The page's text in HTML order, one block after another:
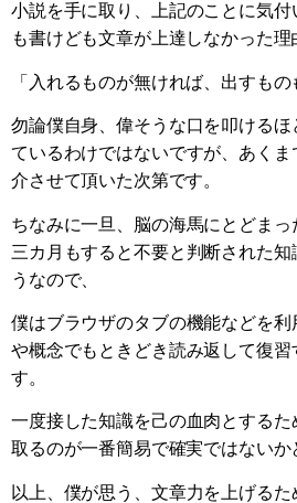
小説を手に取り、上記のことに気
も書けども文章が上達しなかった理
「入れるものが無ければ、出すもの
勿論僕自身、偉そうな口を叩ける
ているわけではないですが、あく
介させて頂いた次第です。
ちなみに一旦、脳の海馬にとどまっ
三カ月もすると不要と判断された知
うなので、
僕はブラウザのタブの機能などを
や概念でもときどき読み返して復習
す。
一度接した知識を己の血肉とする
取るのが一番簡易で確実ではないか
以上、僕が思う、文章力を上げる